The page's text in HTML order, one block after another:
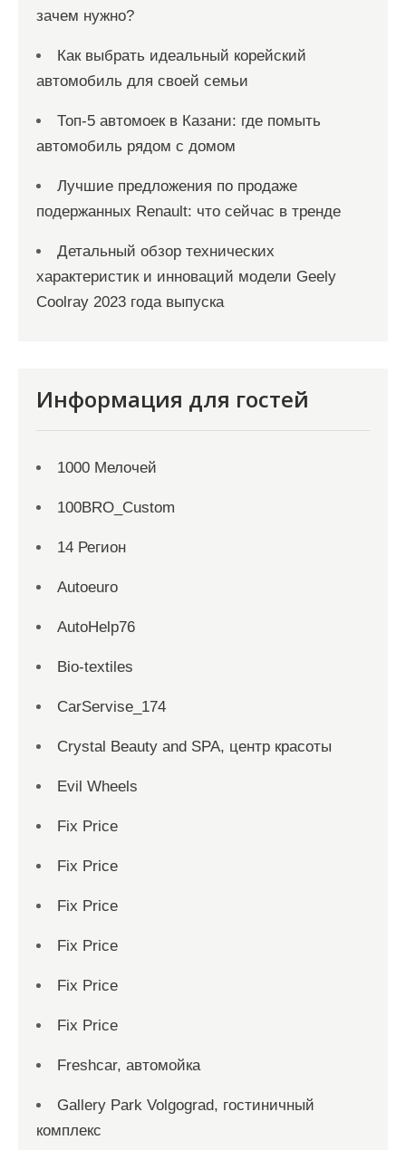
зачем нужно?
Как выбрать идеальный корейский
автомобиль для своей семьи
Топ-5 автомоек в Казани: где помыть
автомобиль рядом с домом
Лучшие предложения по продаже
подержанных Renault: что сейчас в тренде
Детальный обзор технических
характеристик и инноваций модели Geely
Coolray 2023 года выпуска
Информация для гостей
1000 Мелочей
100BRO_Custom
14 Регион
Autoeuro
AutoHelp76
Bio-textiles
CarServise_174
Crystal Beauty and SPA, центр красоты
Evil Wheels
Fix Price
Fix Price
Fix Price
Fix Price
Fix Price
Fix Price
Freshcar, автомойка
Gallery Park Volgograd, гостиничный
комплекс